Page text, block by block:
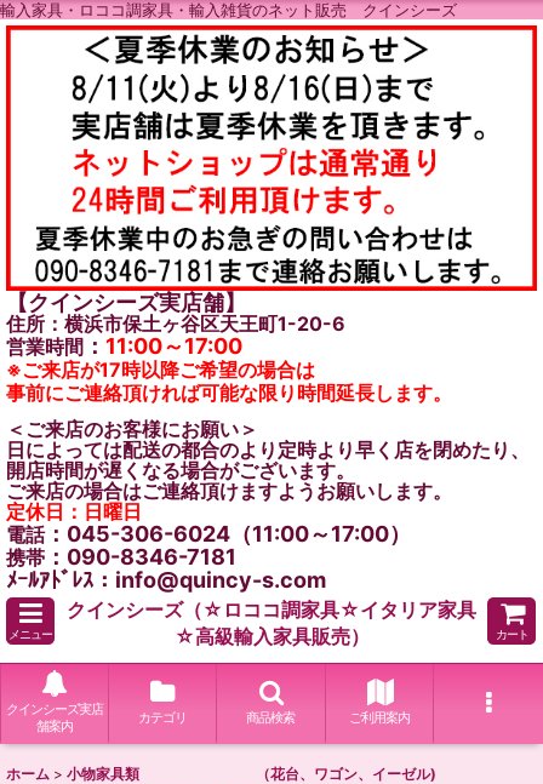
輸入家具・ロココ調家具・輸入雑貨のネット販売 クインシーズ
【クインシーズ実店舗】
住所：横浜市保土ヶ谷区天王町1-20-6
営業時間 ： 11:00～17:00
※ご来店が17時以降ご希望の場合は
事前にご連絡頂ければ可能な限り時間延長します。
＜ご来店のお客様にお願い＞
日によっては配送の都合のより定時より早く店を閉めたり、
開店時間が遅くなる場合がございます。
ご来店の場合はご連絡頂けますようお願いします。
定休日：日曜日
電話：045-306-6024（11:00～17:00）
携帯 ：090-8346-7181
ﾒｰﾙｱﾄﾞﾚｽ：info@quincy-s.com
メニュー
クインシーズ（☆ロココ調家具☆イタリア家具
☆高級輸入家具販売）
カート
クインシーズ実店
舗案内
カテゴリ 商品検索 ご利用案内
ホーム > 小物家具類 （花台、ワゴン、イーゼル)